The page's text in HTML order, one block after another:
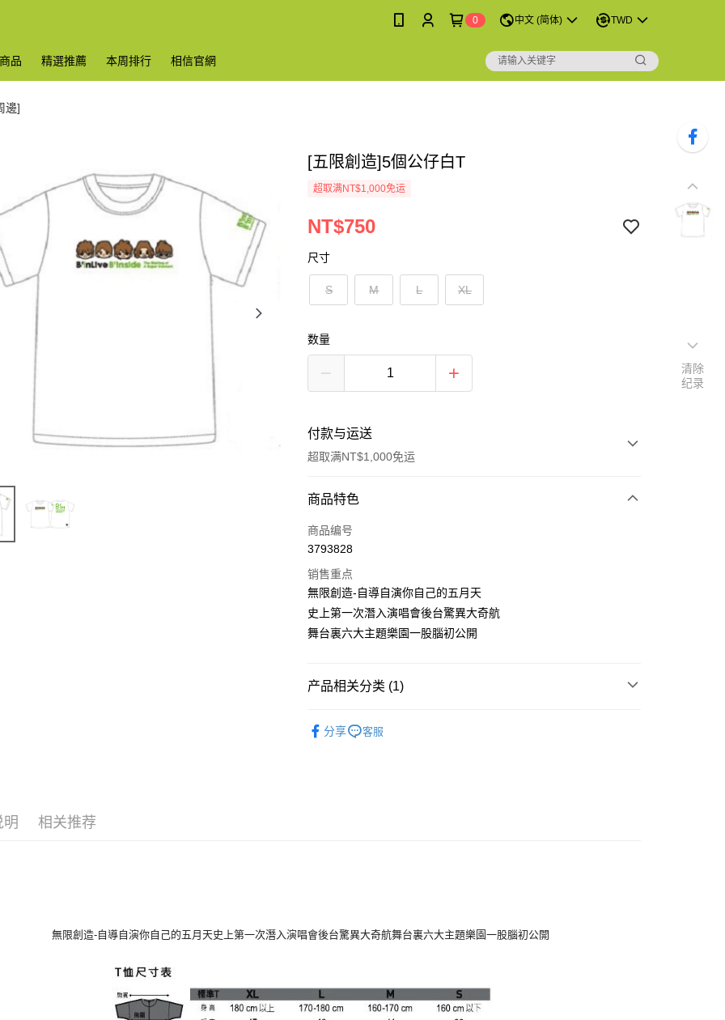
0 中文 (简体) TWD
品 精選推薦 本周排行 相信官網
邊]
[五限創造]5個公仔白T
超取满NT$1,000免运
NT$750
尺寸
S M L XL
数量
付款与运送
超取满NT$1,000免运
付款方式
信用卡一次付款
LINE Pay
Apple Pay
Google Pay
ATM付款
每笔NT$65，满NT$1,000(含以上)免运费
商品特色
商品编号
3793828
销售重点
無限創造-自導自演你自己的五月天
史上第一次潛入演唱會後台驚異大奇航
舞台裏六大主題樂園一股腦初公開
产品相关分类 (1)
分享
客服
明 相关推荐
無限創造-自導自演你自己的五月天史上第一次潛入演唱會後台驚異大奇航舞台裏六大主題樂園一股腦初公開
清除
纪录